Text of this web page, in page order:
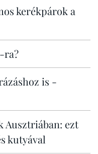
kerékpárok a
ra?
is -
Ausztriában: ezt
kutyával